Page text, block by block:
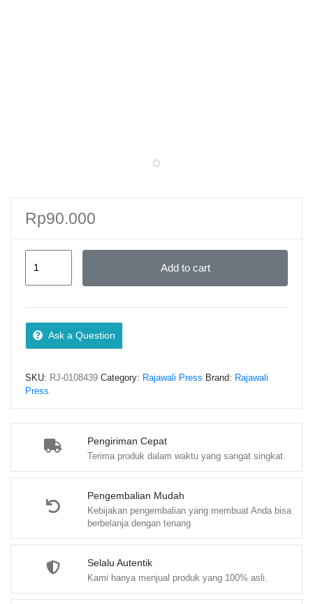
Pengiriman Cepat
Terima produk dalam waktu yang sangat singkat.
Pengembalian Mudah
Kebijakan pengembalian yang membuat Anda bisa
berbelanja dengan tenang
Selalu Autentik
Kami hanya menjual produk yang 100% asli.
Rp90.000
MINANGKABAU
–
Elida,
quantity
Add to cart
Ask a Question
SKU: RJ-0108439 Category: Rajawali Press Brand: Rajawali
Press